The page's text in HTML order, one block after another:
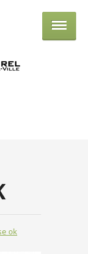
Centre culturel de Fosses-la-Ville
ok